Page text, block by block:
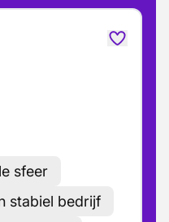
sfeer
stabiel bedrijf